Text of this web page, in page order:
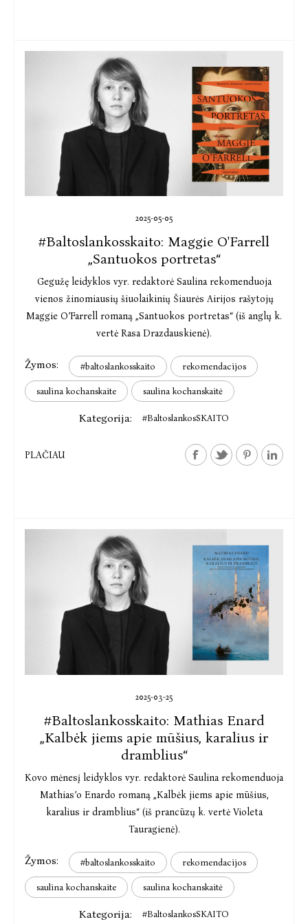
2025-05-05
#Baltoslankosskaito: Maggie O'Farrell
„Santuokos portretas“
Gegužę leidyklos vyr. redaktorė Saulina rekomenduoja
vienos žinomiausių šiuolaikinių Šiaurės Airijos rašytojų
Maggie O’Farrell romaną „Santuokos portretas“ (iš anglų k.
vertė Rasa Drazdauskienė).
Žymos: #baltoslankosskaito rekomendacijos
saulina kochanskaite saulina kochanskaitė
Kategorija: #BaltoslankosSKAITO
PLAČIAU
2025-03-25
#Baltoslankosskaito: Mathias Enard
„Kalbėk jiems apie mūšius, karalius ir
dramblius“
Kovo mėnesį leidyklos vyr. redaktorė Saulina rekomenduoja
Mathias’o Enardo romaną „Kalbėk jiems apie mūšius,
karalius ir dramblius“ (iš prancūzų k. vertė Violeta
Tauragienė).
Žymos: #baltoslankosskaito rekomendacijos
saulina kochanskaite saulina kochanskaitė
Kategorija: #BaltoslankosSKAITO